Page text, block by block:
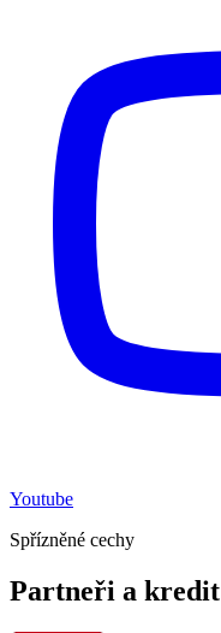
Youtube
Spřízněné cechy
Partneři a kredit